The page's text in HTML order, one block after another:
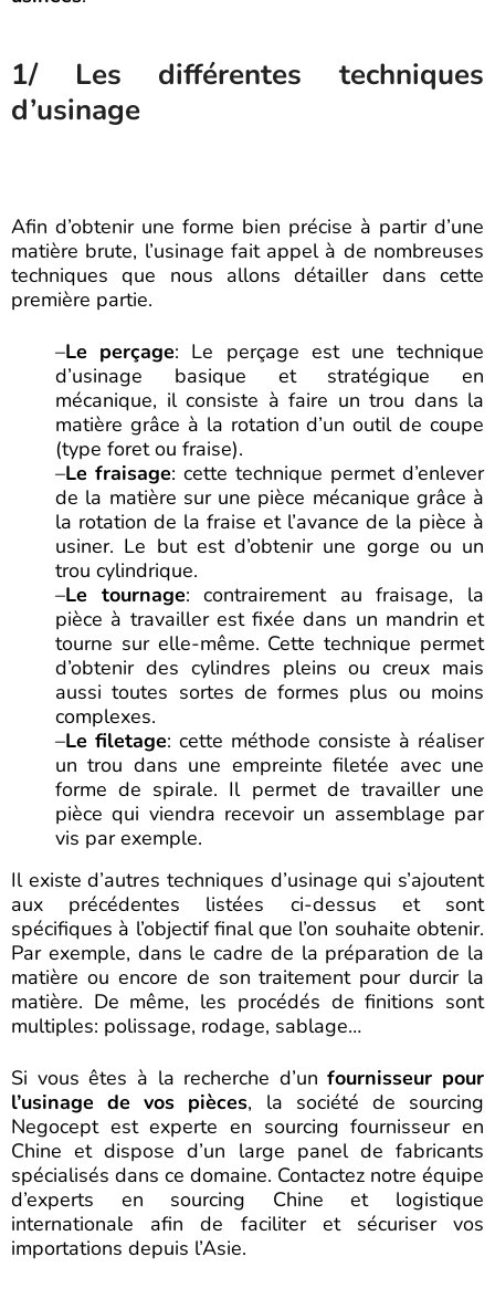
1/ Les différentes techniques
d’usinage
Afin d’obtenir une forme bien précise à partir d’une
matière brute, l’usinage fait appel à de nombreuses
techniques que nous allons détailler dans cette
première partie.
–Le perçage: Le perçage est une technique
d’usinage basique et stratégique en
mécanique, il consiste à faire un trou dans la
matière grâce à la rotation d’un outil de coupe
(type foret ou fraise).
–Le fraisage: cette technique permet d’enlever
de la matière sur une pièce mécanique grâce à
la rotation de la fraise et l’avance de la pièce à
usiner. Le but est d’obtenir une gorge ou un
trou cylindrique.
–Le tournage: contrairement au fraisage, la
pièce à travailler est fixée dans un mandrin et
tourne sur elle-même. Cette technique permet
d’obtenir des cylindres pleins ou creux mais
aussi toutes sortes de formes plus ou moins
complexes.
–Le filetage: cette méthode consiste à réaliser
un trou dans une empreinte filetée avec une
forme de spirale. Il permet de travailler une
pièce qui viendra recevoir un assemblage par
vis par exemple.
Il existe d’autres techniques d’usinage qui s’ajoutent
aux précédentes listées ci-dessus et sont
spécifiques à l’objectif final que l’on souhaite obtenir.
Par exemple, dans le cadre de la préparation de la
matière ou encore de son traitement pour durcir la
matière. De même, les procédés de finitions sont
multiples: polissage, rodage, sablage…
Si vous êtes à la recherche d’unfournisseur pour
l’usinage de vos pièces, la société de sourcing
Negocept est experte en sourcing fournisseur en
Chine et dispose d’un large panel de fabricants
spécialisés dans ce domaine. Contactez notre équipe
d’experts en sourcing Chine et logistique
internationale afin de faciliter et sécuriser vos
importations depuis l’Asie.